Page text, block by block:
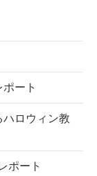
ート
ロウィン教
ポート